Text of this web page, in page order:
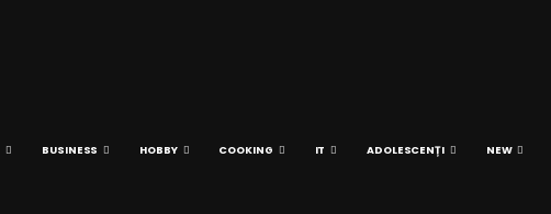
BUSINESS HOBBY COOKING IT ADOLESCENȚI NEW